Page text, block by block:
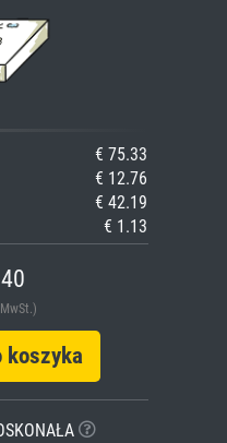
€ 75.33
€ 12.76
€ 42.19
€ 1.13